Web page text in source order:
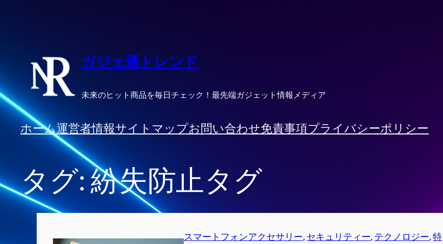
ッ
プ
ガジェ通トレンド
未来のヒット商品を毎日チェック！最先端ガジェット情報メディア
ホーム運営者情報サイトマップお問い合わせ免責事項プライバシーポリシー
タグ:紛失防止タグ
スマートフォンアクセサリー, セキュリティー, テクノロジー, 特